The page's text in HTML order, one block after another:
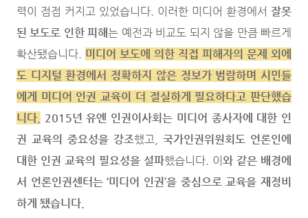
력이 점점 커지고 있었습니다. 이러한 미디어 환경에서 잘못
된 보도로 인한 피해는 예전과 비교도 되지 않을 만큼 빠르게
확산됐습니다. 미디어 보도에 의한 직접 피해자의 문제 외에
도 디지털 환경에서 정확하지 않은 정보가 범람하며 시민들
에게 미디어 인권 교육이 더 절실하게 필요하다고 판단했습
니다.
2015년 유엔 인권이사회는 미디어 종사자에 대한 인
권 교육의 중요성을 강조했고, 국가인권위원회도 언론인에
대한 인권 교육의 필요성을 설파했습니다. 이 와 같은 배경에
서 언론인권센터는 ‘미디어 인권’을 중심으로 교육을 재정비
하게 됐습니다.